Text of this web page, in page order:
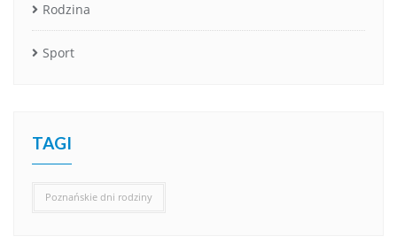
Rodzina
Sport
TAGI
Poznańskie dni rodziny